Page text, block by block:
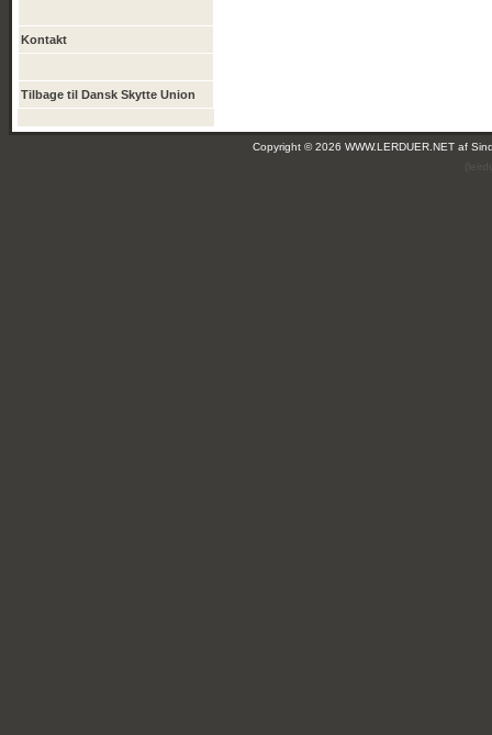
Kontakt
Tilbage til Dansk Skytte Union
Copyright © 2026 WWW.LERDUER.NET af